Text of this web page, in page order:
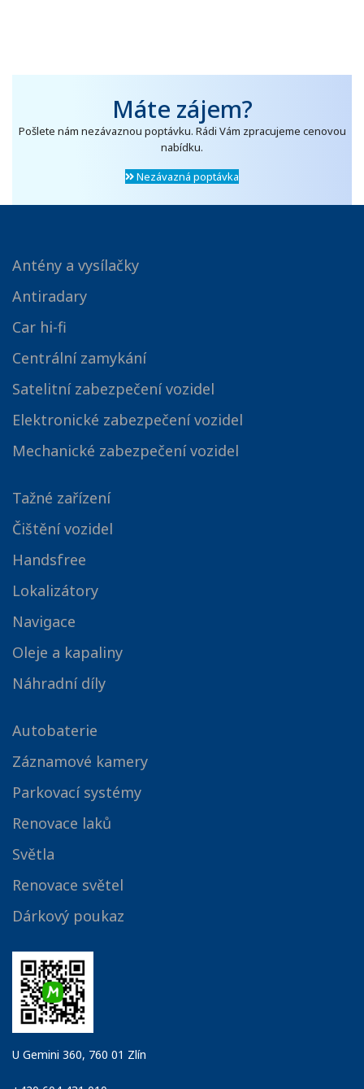
Máte zájem?
Pošlete nám nezávaznou poptávku. Rádi Vám zpracujeme cenovou
nabídku.
Nezávazná poptávka
Antény a vysílačky
Antiradary
Car hi-fi
Centrální zamykání
Satelitní zabezpečení vozidel
Elektronické zabezpečení vozidel
Mechanické zabezpečení vozidel
Tažné zařízení
Čištění vozidel
Handsfree
Lokalizátory
Navigace
Oleje a kapaliny
Náhradní díly
Autobaterie
Záznamové kamery
Parkovací systémy
Renovace laků
Světla
Renovace světel
Dárkový poukaz
U Gemini 360, 760 01 Zlín